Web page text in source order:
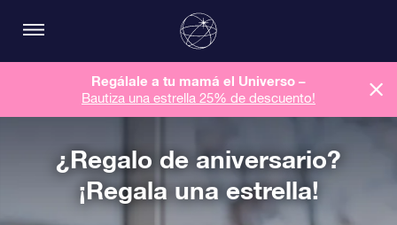
Regálale a tu mamá el Universo –
Bautiza una estrella 25% de descuento!
¿Regalo de aniversario?
¡Regala una estrella!